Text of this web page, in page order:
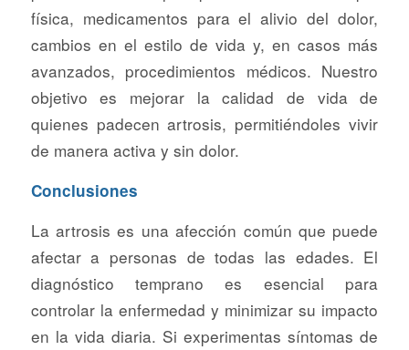
física, medicamentos para el alivio del dolor,
cambios en el estilo de vida y, en casos más
avanzados, procedimientos médicos. Nuestro
objetivo es mejorar la calidad de vida de
quienes padecen artrosis, permitiéndoles vivir
de manera activa y sin dolor.
Conclusiones
La artrosis es una afección común que puede
afectar a personas de todas las edades. El
diagnóstico temprano es esencial para
controlar la enfermedad y minimizar su impacto
en la vida diaria. Si experimentas síntomas de